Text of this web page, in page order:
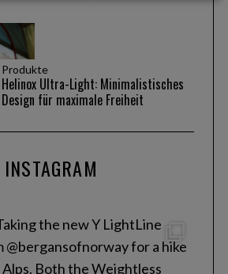
Produkte
Helinox Ultra-Light: Minimalistisches
Design für maximale Freiheit
INSTAGRAM